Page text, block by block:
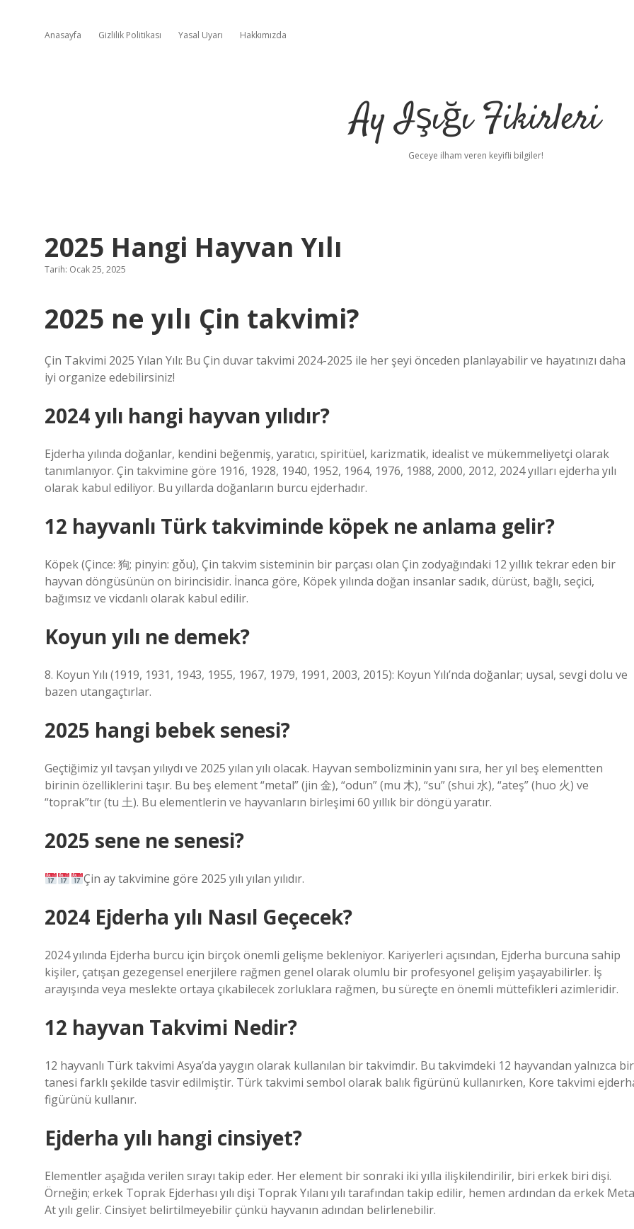
Anasayfa Gizlilik Politikası Yasal Uyarı Hakkımızda
Ay Işığı Fikirleri
Geceye ilham veren keyifli bilgiler!
2025 Hangi Hayvan Yılı
Tarih: Ocak 25, 2025
2025 ne yılı Çin takvimi?
Çin Takvimi 2025 Yılan Yılı: Bu Çin duvar takvimi 2024-2025 ile her şeyi önceden planlayabilir ve hayatınızı daha
iyi organize edebilirsiniz!
2024 yılı hangi hayvan yılıdır?
Ejderha yılında doğanlar, kendini beğenmiş, yaratıcı, spiritüel, karizmatik, idealist ve mükemmeliyetçi olarak
tanımlanıyor. Çin takvimine göre 1916, 1928, 1940, 1952, 1964, 1976, 1988, 2000, 2012, 2024 yılları ejderha yılı
olarak kabul ediliyor. Bu yıllarda doğanların burcu ejderhadır.
12 hayvanlı Türk takviminde köpek ne anlama gelir?
Köpek (Çince: 狗; pinyin: gǒu), Çin takvim sisteminin bir parçası olan Çin zodyağındaki 12 yıllık tekrar eden bir
hayvan döngüsünün on birincisidir. İnanca göre, Köpek yılında doğan insanlar sadık, dürüst, bağlı, seçici,
bağımsız ve vicdanlı olarak kabul edilir.
Koyun yılı ne demek?
8. Koyun Yılı (1919, 1931, 1943, 1955, 1967, 1979, 1991, 2003, 2015): Koyun Yılı’nda doğanlar; uysal, sevgi dolu ve
bazen utangaçtırlar.
2025 hangi bebek senesi?
Geçtiğimiz yıl tavşan yılıydı ve 2025 yılan yılı olacak. Hayvan sembolizminin yanı sıra, her yıl beş elementten
birinin özelliklerini taşır. Bu beş element “metal” (jin 金), “odun” (mu 木), “su” (shui 水), “ateş” (huo 火) ve
“toprak”tır (tu 土). Bu elementlerin ve hayvanların birleşimi 60 yıllık bir döngü yaratır.
2025 sene ne senesi?
Çin ay takvimine göre 2025 yılı yılan yılıdır.
2024 Ejderha yılı Nasıl Geçecek?
2024 yılında Ejderha burcu için birçok önemli gelişme bekleniyor. Kariyerleri açısından, Ejderha burcuna sahip
kişiler, çatışan gezegensel enerjilere rağmen genel olarak olumlu bir profesyonel gelişim yaşayabilirler. İş
arayışında veya meslekte ortaya çıkabilecek zorluklara rağmen, bu süreçte en önemli müttefikleri azimleridir.
12 hayvan Takvimi Nedir?
12 hayvanlı Türk takvimi Asya’da yaygın olarak kullanılan bir takvimdir. Bu takvimdeki 12 hayvandan yalnızca bir
tanesi farklı şekilde tasvir edilmiştir. Türk takvimi sembol olarak balık figürünü kullanırken, Kore takvimi
figürünü kullanır.
Ejderha yılı hangi cinsiyet?
Elementler aşağıda verilen sırayı takip eder. Her element bir sonraki iki yılla ilişkilendirilir, biri erkek biri dişi.
Örneğin; erkek Toprak Ejderhası yılı dişi Toprak Yılanı yılı tarafından takip edilir, hemen ardından da erkek
At yılı gelir. Cinsiyet belirtilmeyebilir çünkü hayvanın adından belirlenebilir.